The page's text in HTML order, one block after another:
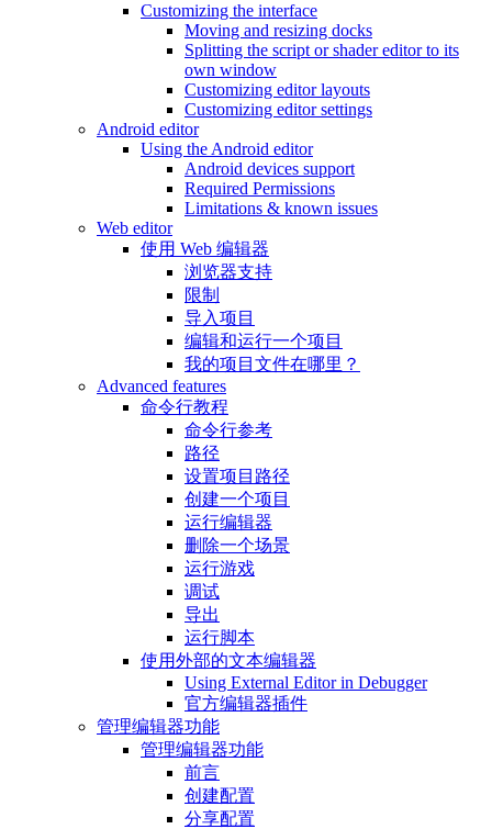
Customizing the interface
Moving and resizing docks
Splitting the script or shader editor to its
own window
Customizing editor layouts
Customizing editor settings
Android editor
Using the Android editor
Android devices support
Required Permissions
Limitations & known issues
Web editor
使用 Web 编辑器
浏览器支持
限制
导入项目
编辑和运行一个项目
我的项目文件在哪里？
Advanced features
命令行教程
命令行参考
路径
设置项目路径
创建一个项目
运行编辑器
删除一个场景
运行游戏
调试
导出
运行脚本
使用外部的文本编辑器
Using External Editor in Debugger
官方编辑器插件
管理编辑器功能
管理编辑器功能
前言
创建配置
分享配置